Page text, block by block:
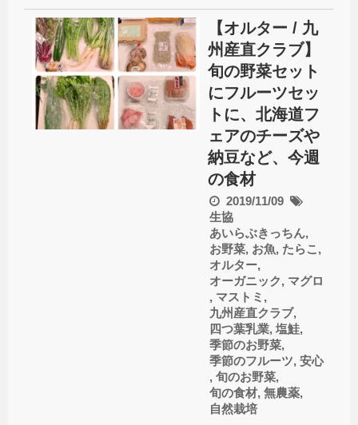
【オルター / 九
州産直クラブ】
旬の野菜セット
にフルーツセッ
トに、北海道フ
ェアのチーズや
納豆など、今週
の食材
2019/11/09
生協
あいらぶきっちん,
お野菜, お魚, たらこ ,
オルター,
オーガニック, マグロ
, マストミ ,
九州産直クラブ,
四つ葉乳業, 塩鮭,
季節のお野菜,
季節のフルーツ, 安心
, 旬のお野菜,
旬の食材, 無農薬,
自然栽培